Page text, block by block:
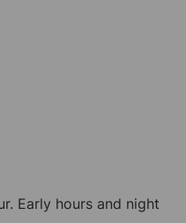
Early hours and night